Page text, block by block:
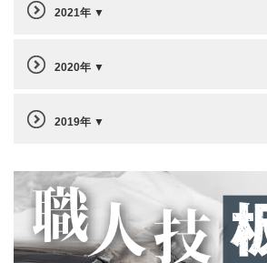
2021年
2020年
2019年